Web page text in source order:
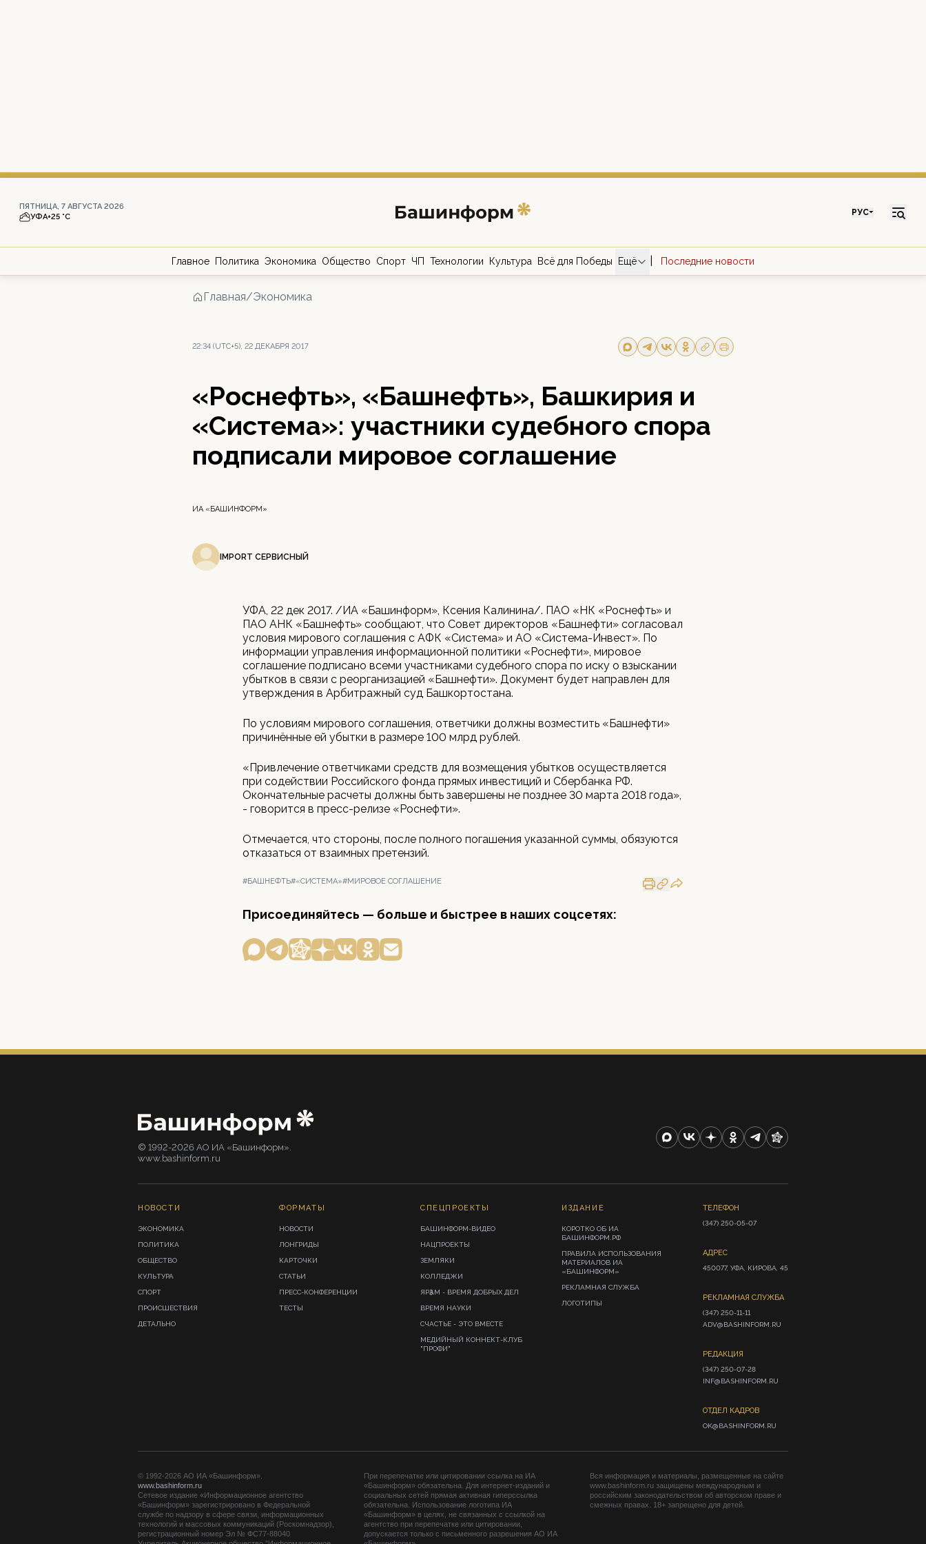
ПЯТНИЦА, 7 АВГУСТА 2026
УФА+25 °С РУС
Главное Политика Экономика Общество Спорт ЧП Технологии Культура Всё для Победы Ещё Последние новости
Главная/Экономика
22:34 (UTC+5), 22 ДЕКАБРЯ 2017
«Роснефть», «Башнефть», Башкирия и
«Система»: участники судебного спора
подписали мировое соглашение
ИА «БАШИНФОРМ»
IMPORT СЕРВИСНЫЙ
УФА, 22 дек 2017. /ИА «Башинформ», Ксения Калинина/. ПАО «НК «Роснефть» и
ПАО АНК «Башнефть» сообщают, что Совет директоров «Башнефти» согласовал
условия мирового соглашения с АФК «Система» и АО «Система-Инвест». По
информации управления информационной политики «Роснефти», мировое
соглашение подписано всеми участниками судебного спора по иску о взыскании
убытков в связи с реорганизацией «Башнефти». Документ будет направлен для
утверждения в Арбитражный суд Башкортостана.
По условиям мирового соглашения, ответчики должны возместить «Башнефти»
причинённые ей убытки в размере 100 млрд рублей.
«Привлечение ответчиками средств для возмещения убытков осуществляется
при содействии Российского фонда прямых инвестиций и Сбербанка РФ.
Окончательные расчеты должны быть завершены не позднее 30 марта 2018 года»,
- говорится в пресс-релизе «Роснефти».
Отмечается, что стороны, после полного погашения указанной суммы, обязуются
отказаться от взаимных претензий.
#БАШНЕФТЬ#«СИСТЕМА»#МИРОВОЕ СОГЛАШЕНИЕ
Присоединяйтесь — больше и быстрее в наших соцсетях:
© 1992-2026 АО ИА «Башинформ».
www.bashinform.ru
НОВОСТИ
ЭКОНОМИКА
ПОЛИТИКА
ОБЩЕСТВО
КУЛЬТУРА
СПОРТ
ПРОИСШЕСТВИЯ
ДЕТАЛЬНО
ФОРМАТЫ
НОВОСТИ
ЛОНГРИДЫ
КАРТОЧКИ
СТАТЬИ
ПРЕСС-КОНФЕРЕНЦИИ
ТЕСТЫ
СПЕЦПРОЕКТЫ
БАШИНФОРМ-ВИДЕО
НАЦПРОЕКТЫ
ЗЕМЛЯКИ
КОЛЛЕДЖИ
ЯРҘАМ - ВРЕМЯ ДОБРЫХ ДЕЛ
ВРЕМЯ НАУКИ
СЧАСТЬЕ - ЭТО ВМЕСТЕ
МЕДИЙНЫЙ КОННЕКТ-КЛУБ
"ПРОФИ"
ИЗДАНИЕ
КОРОТКО ОБ ИА
БАШИНФОРМ.РФ
ПРАВИЛА ИСПОЛЬЗОВАНИЯ
МАТЕРИАЛОВ ИА
«БАШИНФОРМ»
РЕКЛАМНАЯ СЛУЖБА
ЛОГОТИПЫ
ТЕЛЕФОН
(347) 250-05-07
АДРЕС
450077, УФА, КИРОВА, 45
РЕКЛАМНАЯ СЛУЖБА
(347) 250-11-11
ADV@BASHINFORM.RU
РЕДАКЦИЯ
(347) 250-07-28
INF@BASHINFORM.RU
ОТДЕЛ КАДРОВ
OK@BASHINFORM.RU
© 1992-2026 АО ИА «Башинформ».
www.bashinform.ru
Сетевое издание «Информационное агентство
«Башинформ» зарегистрировано в Федеральной
службе по надзору в сфере связи, информационных
технологий и массовых коммуникаций (Роскомнадзор),
регистрационный номер Эл № ФС77-88040
При перепечатке или цитировании ссылка на ИА
«Башинформ» обязательна. Для интернет-изданий и
социальных сетей прямая активная гиперссылка
обязательна. Использование логотипа ИА
«Башинформ» в целях, не связанных с ссылкой на
агентство при перепечатке или цитировании,
допускается только с письменного разрешения АО ИА
Вся информация и материалы, размещенные на сайте
www.bashinform.ru защищены международным и
российским законодательством об авторском праве и
смежных правах. 18+ запрещено для детей.